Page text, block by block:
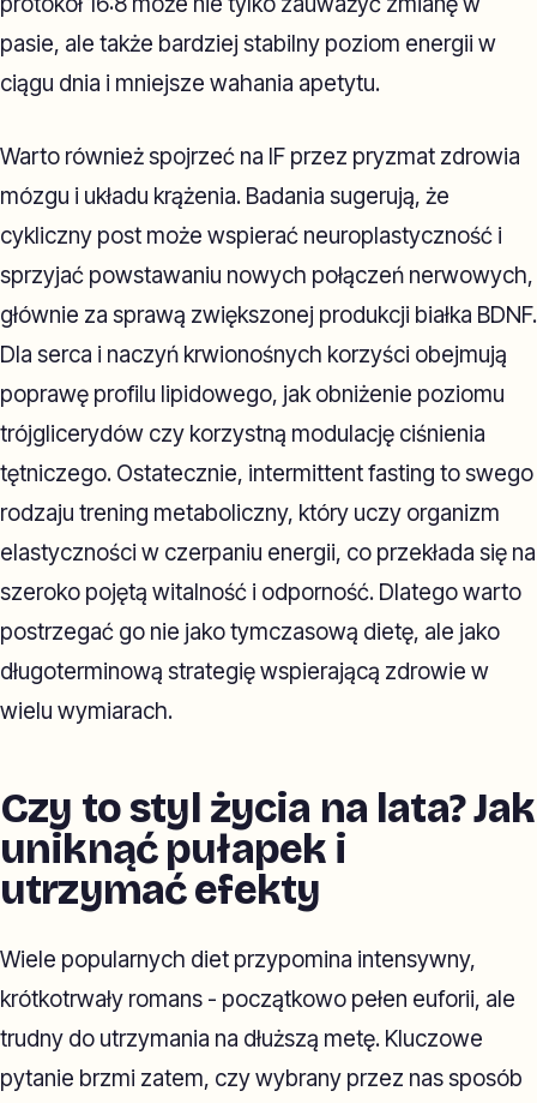
pasie, ale także bardziej stabilny poziom energii w
ciągu dnia i mniejsze wahania apetytu.
Warto również spojrzeć na IF przez pryzmat zdrowia
mózgu i układu krążenia. Badania sugerują, że
cykliczny post może wspierać neuroplastyczność i
sprzyjać powstawaniu nowych połączeń nerwowych,
głównie za sprawą zwiększonej produkcji białka BDNF.
Dla serca i naczyń krwionośnych korzyści obejmują
poprawę profilu lipidowego, jak obniżenie poziomu
trójglicerydów czy korzystną modulację ciśnienia
tętniczego. Ostatecznie, intermittent fasting to swego
rodzaju trening metaboliczny, który uczy organizm
elastyczności w czerpaniu energii, co przekłada się na
szeroko pojętą witalność i odporność. Dlatego warto
postrzegać go nie jako tymczasową dietę, ale jako
długoterminową strategię wspierającą zdrowie w
wielu wymiarach.
Czy to styl życia na lata? Jak
uniknąć pułapek i
utrzymać efekty
Wiele popularnych diet przypomina intensywny,
krótkotrwały romans - początkowo pełen euforii, ale
trudny do utrzymania na dłuższą metę. Kluczowe
pytanie brzmi zatem, czy wybrany przez nas sposób